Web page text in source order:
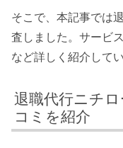
そこで、本記事では
査しました。サービ
など詳しく紹介して
退職代行ニチ
コミを紹介